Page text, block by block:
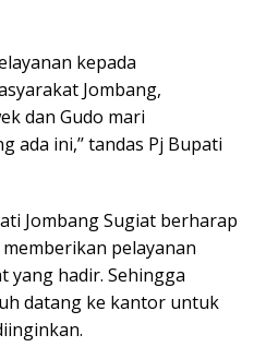
kepada
Jombang,
dan Gudo mari
ada ini,’’ tandas Pj Bupati
Jombang Sugiat berharap
pelayanan
yang hadir. Sehingga
datang ke kantor untuk